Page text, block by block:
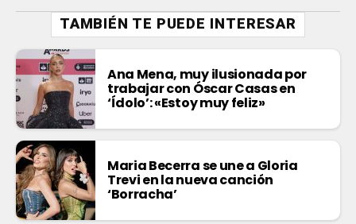
TAMBIÉN TE PUEDE INTERESAR
Ana Mena, muy ilusionada por
trabajar con Óscar Casas en
‘Ídolo’: «Estoy muy feliz»
Maria Becerra se une a Gloria
Trevi en la nueva canción
‘Borracha’